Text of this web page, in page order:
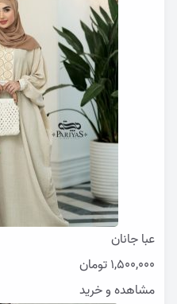
عبا جانان
1,500,000تومان
مشاهده و خرید